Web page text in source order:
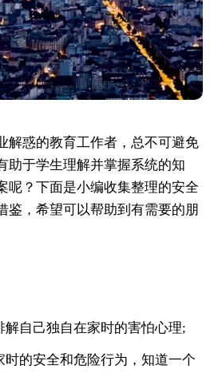
解惑的教育工作者，总不可避免
助于学生理解并掌握系统的知
呢？下面是小编收集整理的安全
鉴，希望可以帮助到有需要的朋
解自己独自在家时的害怕心理;
时的安全和危险行为，知道一个